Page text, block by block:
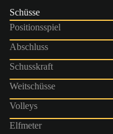
Schüsse
Positionsspiel
Abschluss
Schusskraft
Weitschüsse
Volleys
Elfmeter